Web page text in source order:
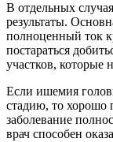
В отдельных
результаты.
полноценный ток
постараться
участков, которые
Если ишемия
стадию, то хорошо
заболевание
врач способен